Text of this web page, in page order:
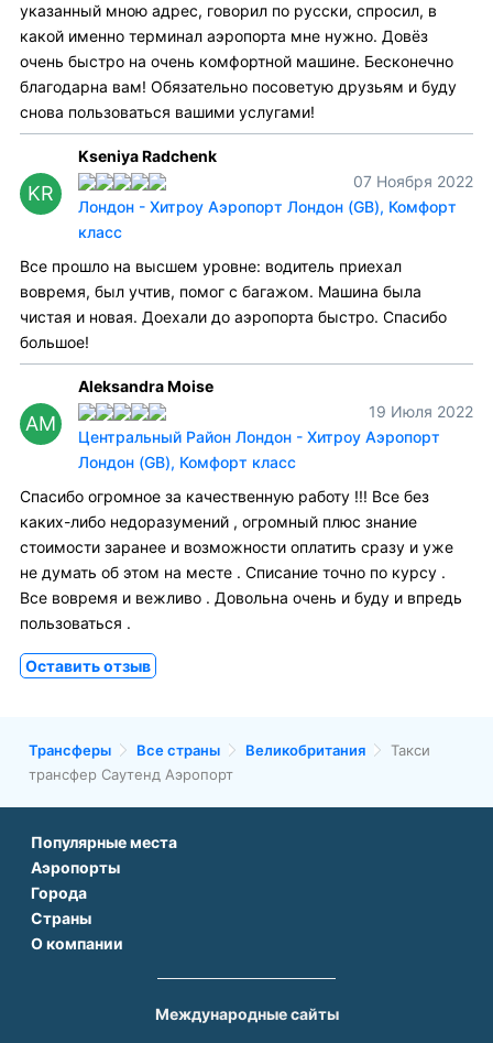
указанный мною адрес, говорил по русски, спросил, в
какой именно терминал аэропорта мне нужно. Довёз
очень быстро на очень комфортной машине. Бесконечно
благодарна вам! Обязательно посоветую друзьям и буду
снова пользоваться вашими услугами!
KR
Kseniya Radchenk
07 Ноября 2022
Лондон - Хитроу Аэропорт Лондон (GB), Комфорт
класс
Все прошло на высшем уровне: водитель приехал
вовремя, был учтив, помог с багажом. Машина была
чистая и новая. Доехали до аэропорта быстро. Спасибо
большое!
AM
Aleksandra Moise
19 Июля 2022
Центральный Район Лондон - Хитроу Аэропорт
Лондон (GB), Комфорт класс
Спасибо огромное за качественную работу !!! Все без
каких-либо недоразумений , огромный плюс знание
стоимости заранее и возможности оплатить сразу и уже
не думать об этом на месте . Списание точно по курсу .
Все вовремя и вежливо . Довольна очень и буду и впредь
пользоваться .
Оставить отзыв
Трансферы Все страны Великобритания
Такси
трансфер Саутенд Аэропорт
Популярные места
Аэропорт Подгорицы
Аэропорт Белграда
Аэропорт Дубая
Аэропорты
Аэропорт Антальи
Аэропорт Тбилиси
Аэропорт Барселоны
Города
Трансфер в Париже
Трансфер в Дубае
Трансфер в Риме
Трансфер в Белеке
Страны
Трансфер во Франции
Трансфер в Турции
Трансфер в Грузии
О компании
Международные сайты